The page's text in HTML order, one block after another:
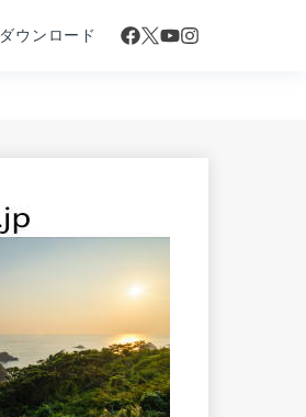
ダウンロード